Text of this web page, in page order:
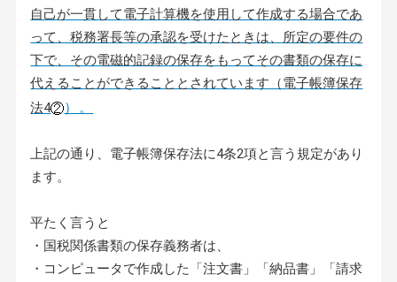
自己が一貫して電子計算機を使用して作成する場合であ
って、税務署長等の承認を受けたときは、所定の要件の
下で、その電磁的記録の保存をもってその書類の保存に
代えることができることとされています（電子帳簿保存
法4
）。
上記の通り、電子帳簿保存法に4条2項と言う規定があり
ます。
平たく言うと
・国税関係書類の保存義務者は、
・コンピュータで作成した「注文書」「納品書」「請求